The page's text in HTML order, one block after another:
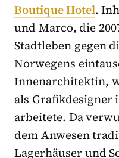
Boutique Hotel.
und Marco, die
Stadtleben gegen
Norwegens
Innenarchitektin,
als Grafikdesigner
arbeitete. Da
dem Anwesen
Lagerhäuser und